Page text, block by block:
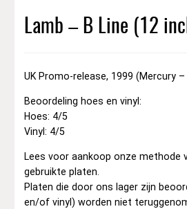
Lamb – B Line (12
UK Promo-release, 1999 (Mercury
Beoordeling hoes en vinyl:
Hoes: 4/5
Vinyl: 4/5
Lees voor aankoop onze methode
gebruikte platen.
Platen die door ons lager zijn
en/of vinyl) worden niet